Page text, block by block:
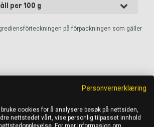
per 100 g
på förpackningen som gäller
Personvernerklæring
cookies for å analysere besøk på nettsiden,
nettstedet vårt, vise personlig tilpasset innhold